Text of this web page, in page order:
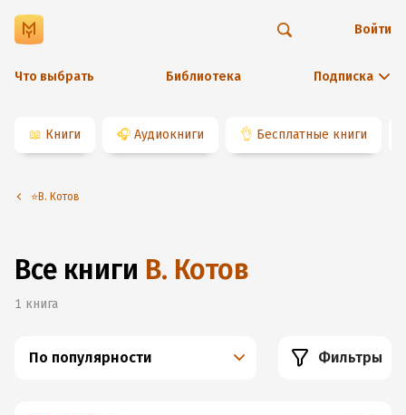
Что выбрать Библиотека Подписка
Войти
📖 Книги 🎧 Аудиокниги 👌 Бесплатные книги
⭐️В. Котов
Все книги В. Котов
1 книга
По популярности Фильтры